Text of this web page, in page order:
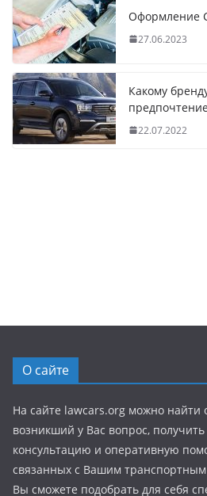
Оформление
27.06.2023
Какому
22.07.2022
О сайте
На сайте lawcars.org можно найти
возникший у Вас вопрос,
консультацию и оперативную
связанных с Вашим транспортным
Вы сможете подобрать для себя